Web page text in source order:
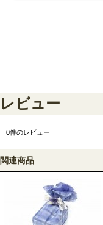
レビュー
0件のレビュー
関連商品